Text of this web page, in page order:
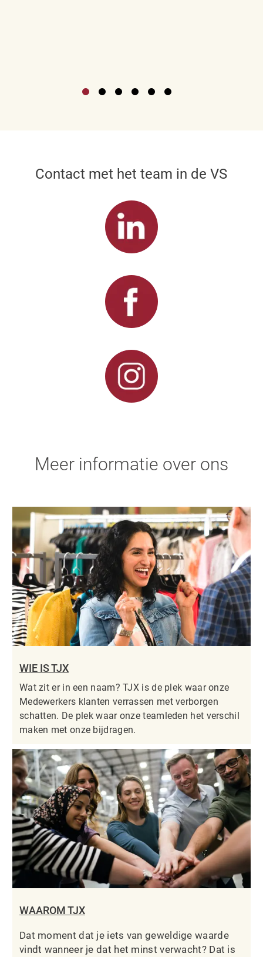
Contact met het team in de VS
Meer informatie over ons
WIE IS TJX
Wat zit er in een naam? TJX is de plek waar onze
Medewerkers klanten verrassen met verborgen
schatten. De plek waar onze teamleden het verschil
maken met onze bijdragen.
WAAROM TJX
Dat moment dat je iets van geweldige waarde
vindt wanneer je dat het minst verwacht? Dat is